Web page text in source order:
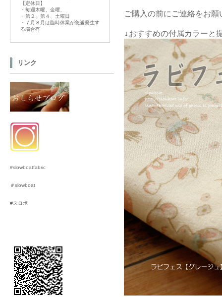
ご購入の前にご連絡をお願
【定休日】
・毎週木曜、金曜、
・第２、第４、土曜日
・７月８月は臨時休業が急遽発生す
る場合有
リンク
#slowboatfabric
＃slowboat
#スロボ